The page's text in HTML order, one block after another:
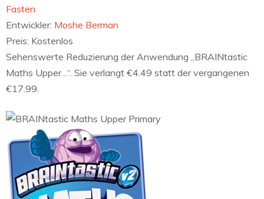
‎Fasten
Entwickler: Moshe Berman
Preis: Kostenlos
Sehenswerte Reduzierung der Anwendung „BRAINtastic
Maths Upper…“. Sie verlangt €4.49 statt der vergangenen
€17.99.